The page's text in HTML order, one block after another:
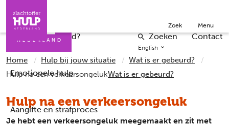
Iemand helpen Word vrijwilliger
English
Wat is er gebeurd?
Emotionele hulp
Aangifte en strafproces
Zoeken Contact
Zoek Menu
Home Hulp bij jouw situatie
Wat is er gebeurd?
Hulp na een verkeersongelukWat is er gebeurd?
Hulp na een verkeersongeluk
Je hebt een verkeersongeluk meegemaakt en zit met